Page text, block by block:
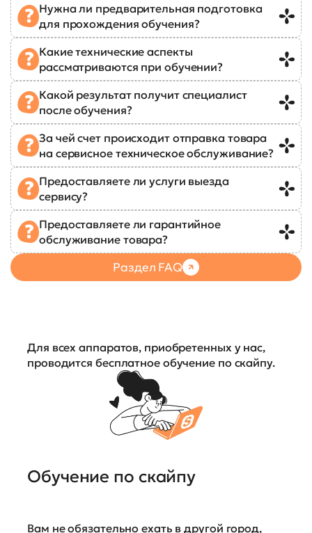
Нужна ли предварительная подготовка
для прохождения обучения?
Какие технические аспекты
рассматриваются при обучении?
Какой результат получит специалист
после обучения?
За чей счет происходит отправка товара
на сервисное техническое обслуживание?
Предоставляете ли услуги выезда
сервису?
Предоставляете ли гарантийное
обслуживание товара?
Раздел FAQ
Для всех аппаратов, приобретенных у нас,
проводится бесплатное обучение по скайпу.
Обучение по скайпу
Вам не обязательно ехать в другой город,